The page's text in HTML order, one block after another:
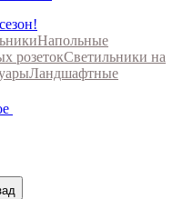
Напольные
розетокСветильники на
Ландшафтные